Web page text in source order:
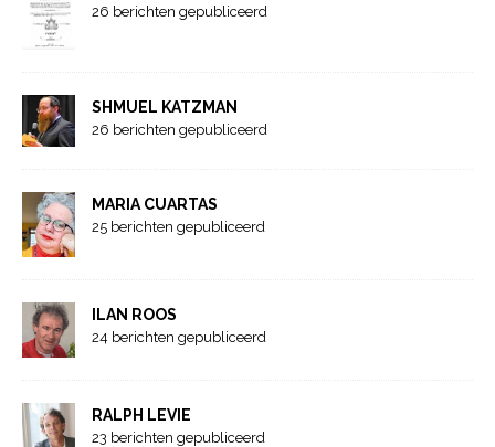
26 berichten gepubliceerd
SHMUEL KATZMAN
26 berichten gepubliceerd
MARIA CUARTAS
25 berichten gepubliceerd
ILAN ROOS
24 berichten gepubliceerd
RALPH LEVIE
23 berichten gepubliceerd